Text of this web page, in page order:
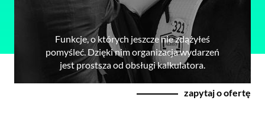
Funkcje, o których jeszcze nie zdążyłeś
pomyśleć. Dzięki nim organizacja wydarzeń
jest prostsza od obsługi kalkulatora.
zapytaj o ofertę